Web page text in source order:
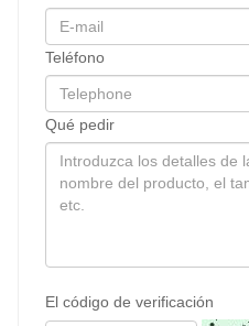
Teléfono
Qué pedir
El código de verificación